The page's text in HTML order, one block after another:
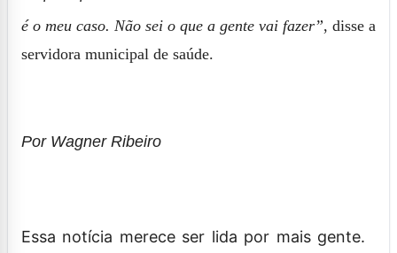
é o meu caso. Não sei o que a gente vai fazer”, disse a
servidora municipal de saúde.
Por Wagner Ribeiro
Essa notícia merece ser lida por mais gente.